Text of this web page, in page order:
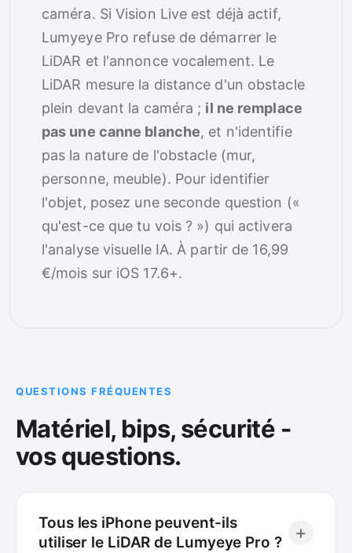
caméra. Si Vision Live est déjà actif,
Lumyeye Pro refuse de démarrer le
LiDAR et l'annonce vocalement. Le
LiDAR mesure la distance d'un obstacle
plein devant la caméra ; il ne remplace
pas une canne blanche, et n'identifie
pas la nature de l'obstacle (mur,
personne, meuble). Pour identifier
l'objet, posez une seconde question («
qu'est-ce que tu vois ? ») qui activera
l'analyse visuelle IA. À partir de 16,99
€/mois sur iOS 17.6+.
QUESTIONS FRÉQUENTES
Matériel, bips, sécurité -
vos questions.
Tous les iPhone peuvent-ils
utiliser le LiDAR de Lumyeye Pro ?
+